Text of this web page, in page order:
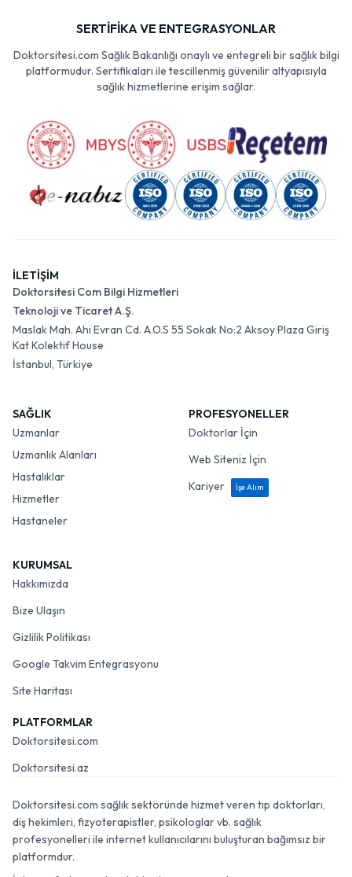
SERTİFİKA VE ENTEGRASYONLAR
Doktorsitesi.com Sağlık Bakanlığı onaylı ve entegreli bir sağlık bilgi
platformudur. Sertifikaları ile tescillenmiş güvenilir altyapısıyla
sağlık hizmetlerine erişim sağlar.
İLETİŞİM
Doktorsitesi Com Bilgi Hizmetleri
Teknoloji ve Ticaret A.Ş.
Maslak Mah. Ahi Evran Cd. A.O.S 55 Sokak No:2 Aksoy Plaza Giriş
Kat Kolektif House
İstanbul, Türkiye
SAĞLIK
Uzmanlar
Uzmanlık Alanları
Hastalıklar
Hizmetler
Hastaneler
PROFESYONELLER
Doktorlar İçin
Web Siteniz İçin
Kariyer
İşe Alım
KURUMSAL
Hakkımızda
Bize Ulaşın
Gizlilik Politikası
Google Takvim Entegrasyonu
Site Haritası
PLATFORMLAR
Doktorsitesi.com
Doktorsitesi.az
Doktorsitesi.com sağlık sektöründe hizmet veren tıp doktorları,
diş hekimleri, fizyoterapistler, psikologlar vb. sağlık
profesyonelleri ile internet kullanıcılarını buluşturan bağımsız bir
platformdur.